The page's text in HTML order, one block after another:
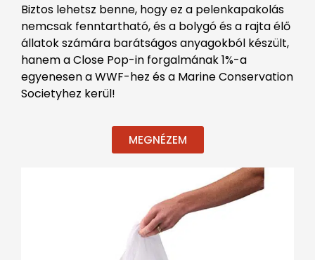
Biztos lehetsz benne, hogy ez a pelenkapakolás
nemcsak fenntartható, és a bolygó és a rajta élő
állatok számára barátságos anyagokból készült,
hanem a Close Pop-in forgalmának 1%-a
egyenesen a WWF-hez és a Marine Conservation
Societyhez kerül!
MEGNÉZEM